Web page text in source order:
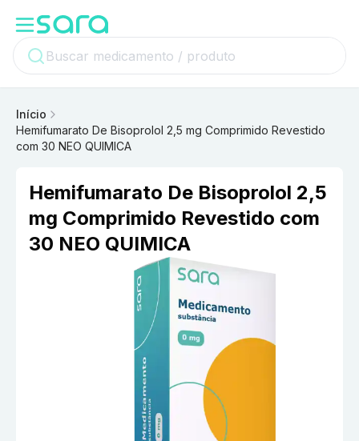
Início
Hemifumarato De Bisoprolol 2,5 mg Comprimido Revestido
com 30 NEO QUIMICA
Hemifumarato De Bisoprolol 2,5
mg Comprimido Revestido com
30 NEO QUIMICA